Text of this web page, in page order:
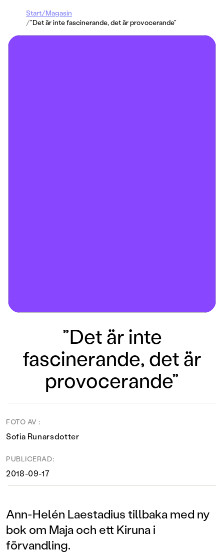
Start/Magasin
/”Det är inte fascinerande, det är provocerande”
”Det är inte
fascinerande, det är
provocerande”
FOTO AV :
Sofia Runarsdotter
PUBLICERAD:
2018-09-17
Ann-Helén Laestadius tillbaka med ny
bok om Maja och ett Kiruna i
förvandling.